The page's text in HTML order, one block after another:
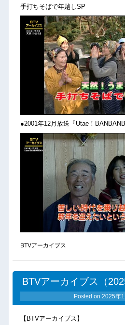
手打ちそばで年越しSP
●2001年12月放送『Utae！
BTVアーカイブス
BTVアーカイブス（
Posted on 2025年
【BTVアーカイブス】